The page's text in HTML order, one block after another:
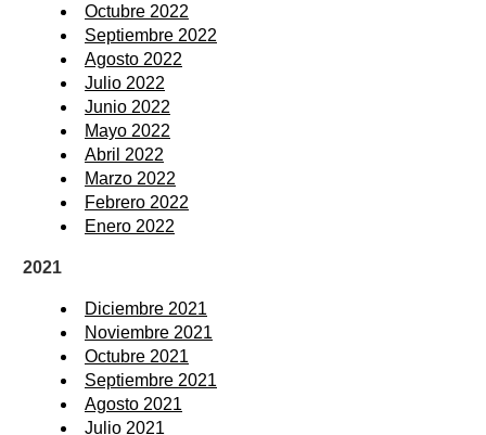
Octubre 2022
Septiembre 2022
Agosto 2022
Julio 2022
Junio 2022
Mayo 2022
Abril 2022
Marzo 2022
Febrero 2022
Enero 2022
2021
Diciembre 2021
Noviembre 2021
Octubre 2021
Septiembre 2021
Agosto 2021
Julio 2021